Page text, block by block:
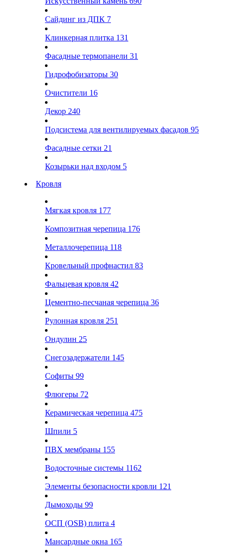
Сайдинг из ДПК 7
Клинкерная плитка 131
Фасадные термопанели 31
Гидрофобизаторы 30
Очистители 16
Декор 240
Подсистема для вентилируемых фасадов 95
Фасадные сетки 21
Козырьки над входом 5
Кровля
Мягкая кровля 177
Композитная черепица 176
Металлочерепица 118
Кровельный профнастил 83
Фальцевая кровля 42
Цементно-песчаная черепица 36
Рулонная кровля 251
Ондулин 25
Снегозадержатели 145
Софиты 99
Флюгеры 72
Керамическая черепица 475
Шпили 5
ПВХ мембраны 155
Водосточные системы 1162
Элементы безопасности кровли 121
Дымоходы 99
ОСП (OSB) плита 4
Мансардные окна 165